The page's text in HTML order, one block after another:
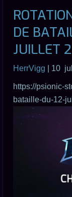
DE
JUILLET
HerrVigg | 10
https://psionic-
bataille-du-12-